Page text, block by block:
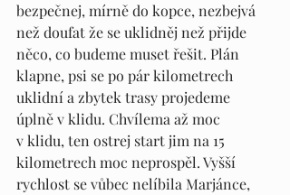
bezpečnej, mírně do kopce, nezbejvá
než doufat že se uklidněj než přijde
něco, co budeme muset řešit. Plán
klapne, psi se po pár kilometrech
uklidní a zbytek trasy projedeme
úplně v klidu. Chvílema až moc
v klidu, ten ostrej start jim na 15
kilometrech moc neprospěl. Vyšší
rychlost se vůbec nelíbila Marjánce,